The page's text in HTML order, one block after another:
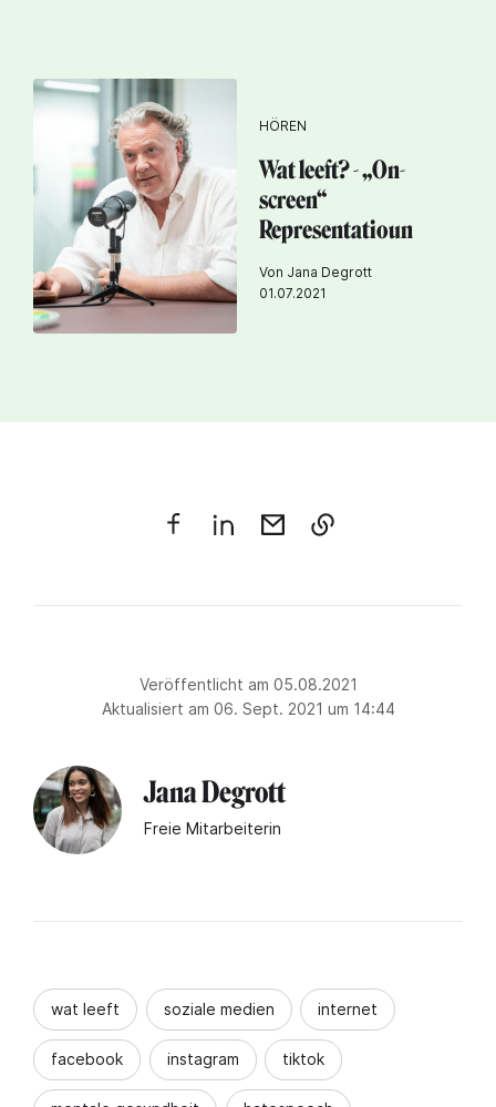
HÖREN
Wat leeft? - „On-
screen“
Representatioun
Von Jana Degrott
01.07.2021
Veröffentlicht am 05.08.2021
Aktualisiert am 06. Sept. 2021 um 14:44
Jana Degrott
Freie Mitarbeiterin
wat leeft soziale medien internet
facebook instagram tiktok